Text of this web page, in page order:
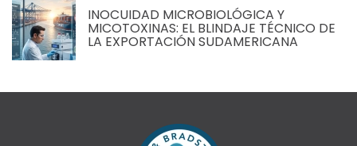
INOCUIDAD MICROBIOLÓGICA Y
MICOTOXINAS: EL BLINDAJE TÉCNICO DE
LA EXPORTACIÓN SUDAMERICANA